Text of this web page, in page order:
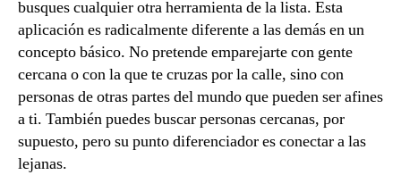
busques cualquier otra herramienta de la lista. Esta
aplicación es radicalmente diferente a las demás en un
concepto básico. No pretende emparejarte con gente
cercana o con la que te cruzas por la calle, sino con
personas de otras partes del mundo que pueden ser afines
a ti. También puedes buscar personas cercanas, por
supuesto, pero su punto diferenciador es conectar a las
lejanas.